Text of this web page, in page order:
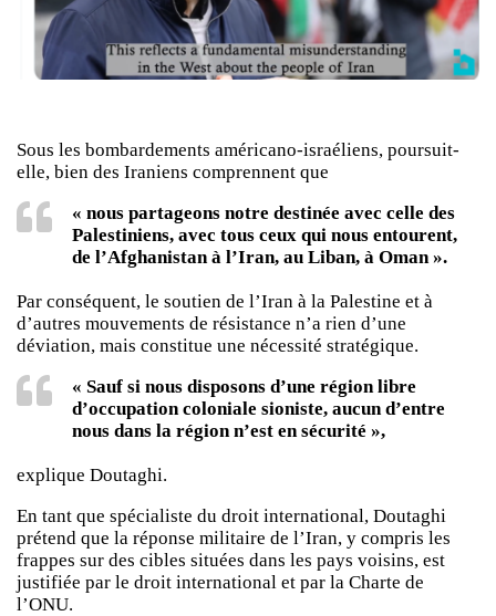
Sous les bombardements américano-israéliens, poursuit-
elle, bien des Iraniens comprennent que
« nous partageons notre destinée avec celle des
Palestiniens, avec tous ceux qui nous entourent,
de l’Afghanistan à l’Iran, au Liban, à Oman ».
Par conséquent, le soutien de l’Iran à la Palestine et à
d’autres mouvements de résistance n’a rien d’une
déviation, mais constitue une nécessité stratégique.
« Sauf si nous disposons d’une région libre
d’occupation coloniale sioniste, aucun d’entre
nous dans la région n’est en sécurité »,
explique Doutaghi.
En tant que spécialiste du droit international, Doutaghi
prétend que la réponse militaire de l’Iran, y compris les
frappes sur des cibles situées dans les pays voisins, est
justifiée par le droit international et par la Charte de
l’ONU.